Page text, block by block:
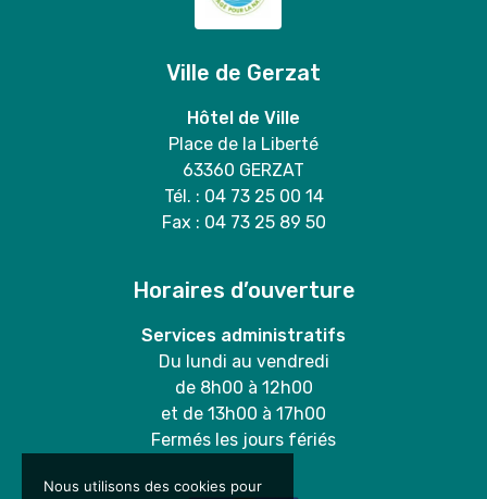
Ville de Gerzat
Hôtel de Ville
Place de la Liberté
63360 GERZAT
Tél. : 04 73 25 00 14
Fax : 04 73 25 89 50
Horaires d’ouverture
Services administratifs
Du lundi au vendredi
de 8h00 à 12h00
et de 13h00 à 17h00
Fermés les jours fériés
Nous utilisons des cookies pour